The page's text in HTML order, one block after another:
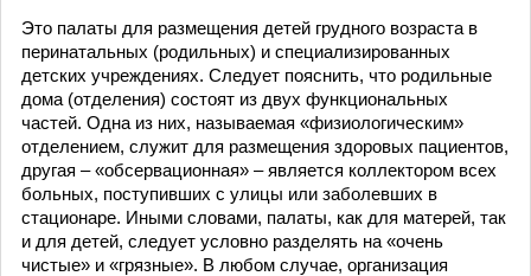
Это палаты для размещения детей грудного возраста в
перинатальных (родильных) и специализированных
детских учреждениях. Следует пояснить, что родильные
дома (отделения) состоят из двух функциональных
частей. Одна из них, называемая «физиологическим»
отделением, служит для размещения здоровых пациентов,
другая – «обсервационная» – является коллектором всех
больных, поступивших с улицы или заболевших в
стационаре. Иными словами, палаты, как для матерей, так
и для детей, следует условно разделять на «очень
чистые» и «грязные». В любом случае, организация